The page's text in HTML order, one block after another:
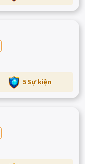
5 Sự kiện